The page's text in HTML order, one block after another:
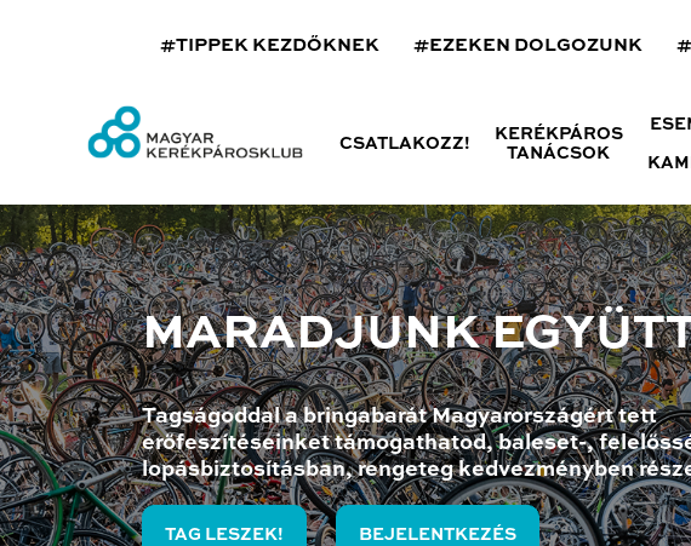
#TIPPEK KEZDŐKNEK #EZEKEN DOLGOZUNK
CSATLAKOZZ!
KERÉKPÁROS
TANÁCSOK
MARADJUNK
Tagságoddal a bringabarát Magyarországért tett
erőfeszítéseinket támogathatod, baleset-,
lopásbiztosításban, rengeteg kedvezményben
TAG LESZEK! BEJELENTKEZÉS